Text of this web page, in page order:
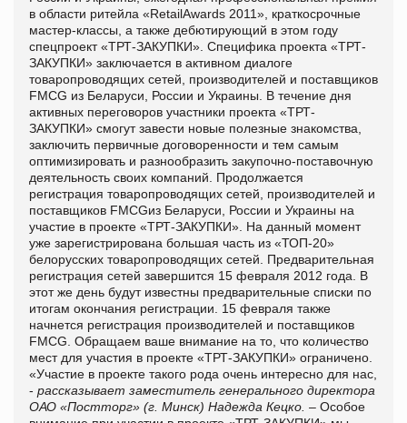
в области ритейла «RetailAwards 2011», краткосрочные
мастер-классы, а также дебютирующий в этом году
спецпроект «ТРТ-ЗАКУПКИ». Специфика проекта «ТРТ-
ЗАКУПКИ» заключается в активном диалоге
товаропроводящих сетей, производителей и поставщиков
FMCG из Беларуси, России и Украины. В течение дня
активных переговоров участники проекта «ТРТ-
ЗАКУПКИ» смогут завести новые полезные знакомства,
заключить первичные договоренности и тем самым
оптимизировать и разнообразить закупочно-поставочную
деятельность своих компаний.
Продолжается
регистрация товаропроводящих сетей, производителей и
поставщиков FMCGиз Беларуси, России и Украины на
участие в проекте «ТРТ-ЗАКУПКИ». На данный момент
уже зарегистрирована большая часть из «ТОП-20»
белорусских товаропроводящих сетей. Предварительная
регистрация сетей завершится 15 февраля 2012 года. В
этот же день будут известны предварительные списки по
итогам окончания регистрации. 15 февраля также
начнется регистрация производителей и поставщиков
FMCG . Обращаем ваше внимание на то, что количество
мест для участия в проекте «ТРТ-ЗАКУПКИ» ограничено.
«Участие в проекте такого рода очень интересно для нас,
- рассказывает заместитель генерального директора
ОАО «Постторг» (г. Минск) Надежда Кецко. – Особое